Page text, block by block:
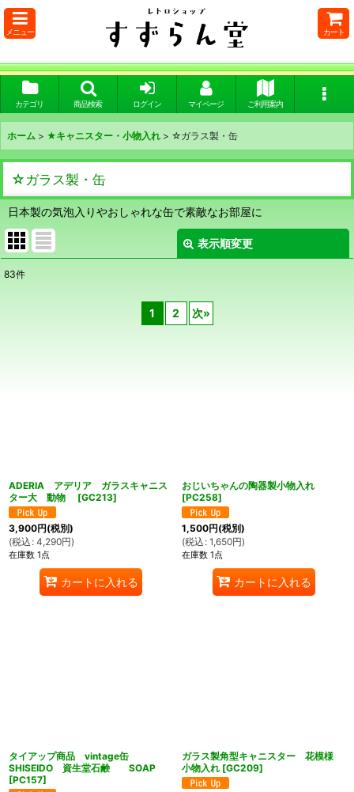
メニュー カート
カテゴリ 商品検索 ログイン マイページ ご利用案内
ホーム > ★キャニスター・小物入れ > ☆ガラス製・缶
☆ガラス製・缶
日本製の気泡入りやおしゃれな缶で素敵なお部屋に
表示順変更
83件
1 2 次»
ADERIA アデリア ガラスキャニス
ター大 動物
[GC213]
3,900円(税別)
(税込 : 4,290円)
在庫数 1点
カートに入れる
おじいちゃんの陶器製小物入れ
[PC258]
1,500円(税別)
(税込 : 1,650円)
在庫数 1点
カートに入れる
タイアップ商品 vintage缶
SHISEIDO 資生堂石鹸 SOAP
[PC157]
ガラス製角型キャニスター 花模様
小物入れ [GC209]